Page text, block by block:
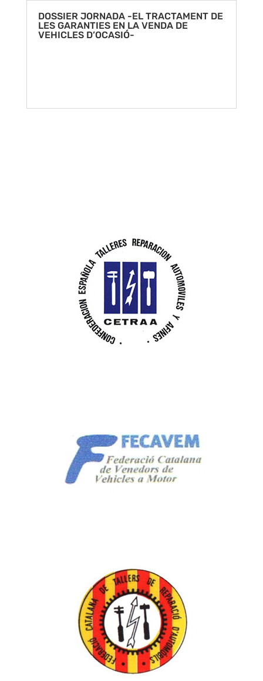
DOSSIER JORNADA -EL TRACTAMENT DE
LES GARANTIES EN LA VENDA DE
VEHICLES D’OCASIÓ-